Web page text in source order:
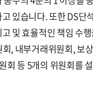
있습니다. 또한 DS단
및 효율적인 책임 수
, 내부거래위원회, 보
회 등 5개의 위원회를